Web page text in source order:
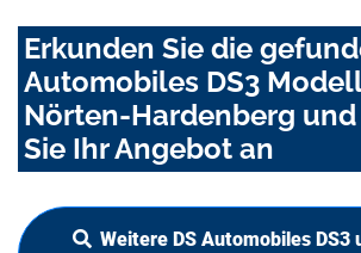
Erkunden Sie die
Automobiles DS3
Nörten-Hardenberg
Sie Ihr Angebot an
Weitere DS Automobiles DS3